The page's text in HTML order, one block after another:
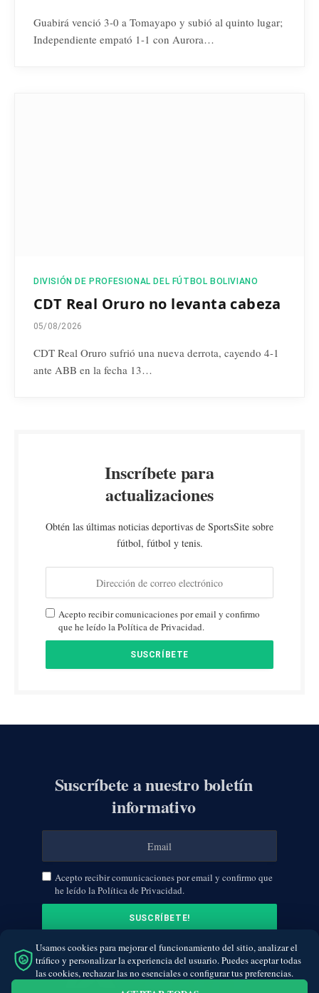
Guabirá venció 3-0 a Tomayapo y subió al quinto lugar;
Independiente empató 1-1 con Aurora…
DIVISIÓN DE PROFESIONAL DEL FÚTBOL BOLIVIANO
CDT Real Oruro no levanta cabeza
05/08/2026
CDT Real Oruro sufrió una nueva derrota, cayendo 4-1
ante ABB en la fecha 13…
Inscríbete para
actualizaciones
Obtén las últimas noticias deportivas de SportsSite sobre
fútbol, fútbol y tenis.
Acepto recibir comunicaciones por email y confirmo
que he leído la Política de Privacidad.
Suscríbete a nuestro boletín
informativo
Acepto recibir comunicaciones por email y confirmo que
he leído la Política de Privacidad.
Usamos cookies para mejorar el funcionamiento del sitio, analizar el
tráfico y personalizar la experiencia del usuario. Puedes aceptar todas
las cookies, rechazar las no esenciales o configurar tus preferencias.